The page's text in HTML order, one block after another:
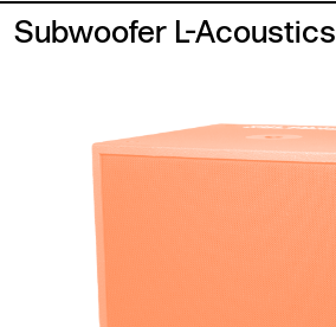
Subwoofer L-Acoustics